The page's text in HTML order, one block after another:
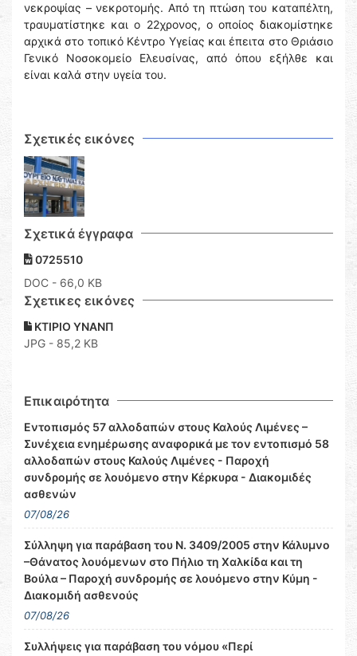
νεκροψίας – νεκροτομής. Από τη πτώση του καταπέλτη,
τραυματίστηκε και ο 22χρονος, ο οποίος διακομίστηκε
αρχικά στο τοπικό Κέντρο Υγείας και έπειτα στο Θριάσιο
Γενικό Νοσοκομείο Ελευσίνας, από όπου εξήλθε και
είναι καλά στην υγεία του.
Σχετικές εικόνες
Σχετικά έγγραφα
0725510
DOC - 66,0 KB
Σχετικες εικόνες
ΚΤΙΡΙΟ ΥΝΑΝΠ
JPG - 85,2 KB
Επικαιρότητα
Εντοπισμός 57 αλλοδαπών στους Καλούς Λιμένες –
Συνέχεια ενημέρωσης αναφορικά με τον εντοπισμό 58
αλλοδαπών στους Καλούς Λιμένες - Παροχή
συνδρομής σε λουόμενο στην Κέρκυρα - Διακομιδές
ασθενών
07/08/26
Σύλληψη για παράβαση του Ν. 3409/2005 στην Κάλυμνο
–Θάνατος λουόμενων στο Πήλιο τη Χαλκίδα και τη
Βούλα – Παροχή συνδρομής σε λουόμενο στην Κύμη -
Διακομιδή ασθενούς
07/08/26
Συλλήψεις για παράβαση του νόμου «Περί